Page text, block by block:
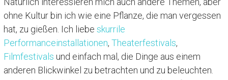
ohne Kultur bin ich wie eine Pflanze, die man vergessen
hat, zu gießen. Ich liebe skurrile
Performanceinstallationen, Theaterfestivals,
Filmfestivals und einfach mal, die Dinge aus einem
anderen Blickwinkel zu betrachten und zu beleuchten.